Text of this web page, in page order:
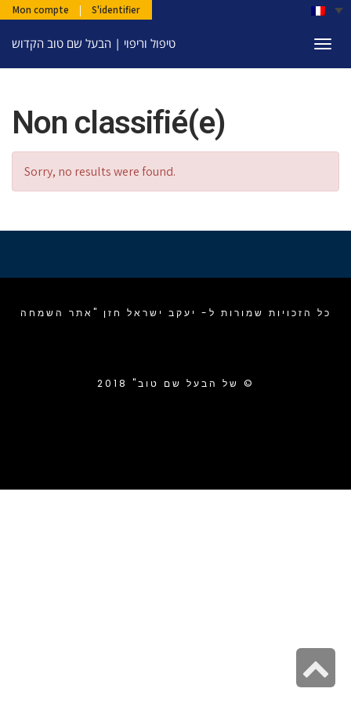
Mon compte | S'identifier
טיפול וריפוי | הבעל שם טוב הקדוש
Non classifié(e)
Sorry, no results were found.
כל הזכויות שמורות ל- יעקב ישראל חזן "אתר השמחה
של הבעל שם טוב" 2018 ©